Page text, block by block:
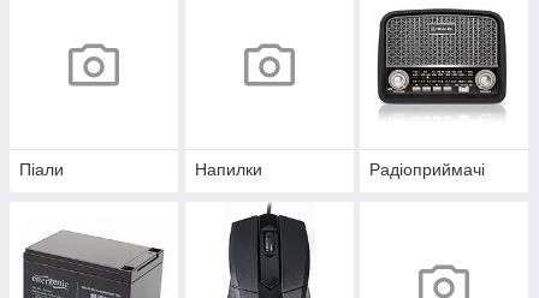
Піали Напилки Радіоприймачі